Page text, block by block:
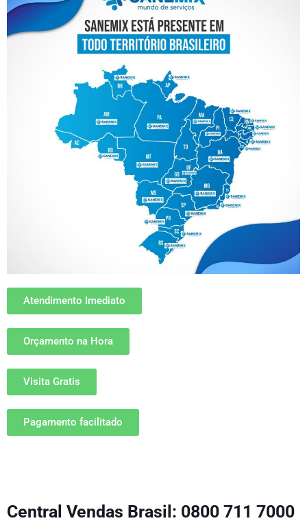
Atendimento Imediato
Orçamento na Hora
Visita Gratis
Pagamento facilitado
Central Vendas Brasil: 0800 711 7000